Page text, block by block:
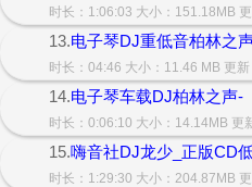
时长：1:06:03 大小：151.18MB
13.电子琴DJ重低音柏林之
时长：04:46 大小：11.46 MB 更
14.电子琴车载DJ柏林之声-
时长：0:06:10 大小：14.14MB 更
15.嗨音社DJ龙少_正版CD
时长：1:29:30 大小：204.87MB